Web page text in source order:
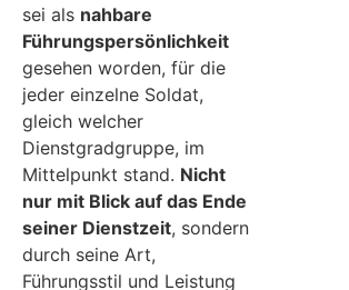
sei als nahbare
Führungspersönlichkeit
gesehen worden, für die
jeder einzelne Soldat,
gleich welcher
Dienstgradgruppe, im
Mittelpunkt stand. Nicht
nur mit Blick auf das Ende
seiner Dienstzeit, sondern
durch seine Art,
Führungsstil und Leistung